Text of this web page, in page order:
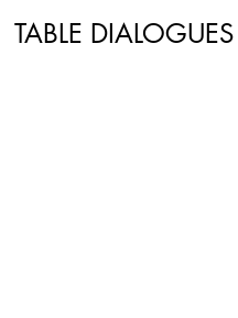
TABLE DIALOGUES